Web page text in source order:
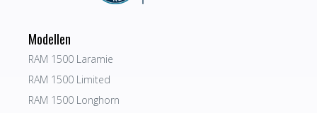
Modellen
RAM 1500 Laramie
RAM 1500 Limited
RAM 1500 Longhorn